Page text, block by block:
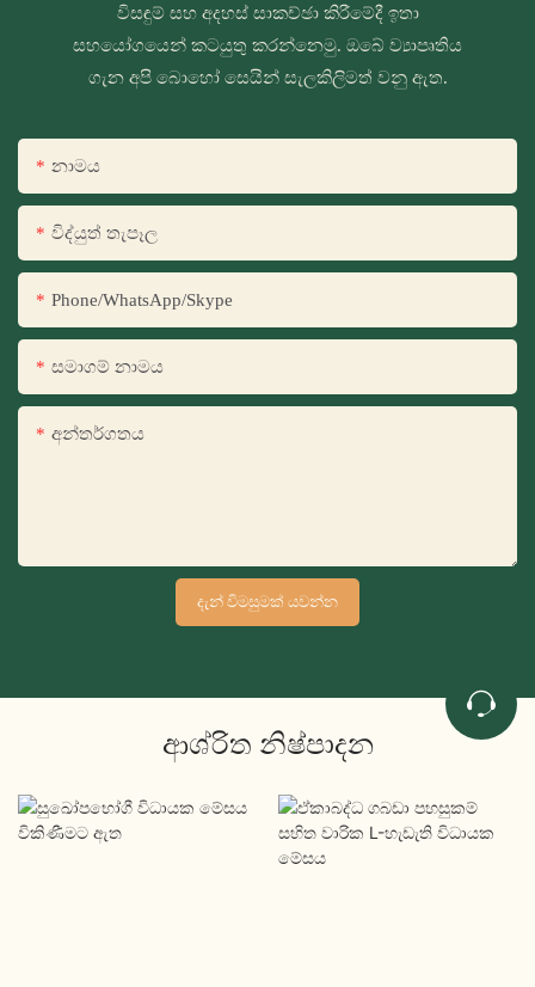
විසඳුම් සහ අදහස් සාකච්ඡා කිරීමේදී ඉතා
සහයෝගයෙන් කටයුතු කරන්නෙමු. ඔබේ ව්‍යාපෘතිය
ගැන අපි බොහෝ සෙයින් සැලකිලිමත් වනු ඇත.
නාමය
විද්යුත් තැපෑල
Phone/WhatsApp/Skype
සමාගම් නාමය
අන්තර්ගතය
දැන් විමසුමක් යවන්න
ආශ්රිත නිෂ්පාදන